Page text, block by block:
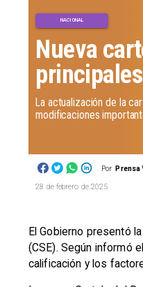
Por Prensa
Nueva
NACIONAL
La actualización de la
modificaciones
28 de febrero de 2025
El Gobierno presentó
(CSE). Según informó
calificación y los